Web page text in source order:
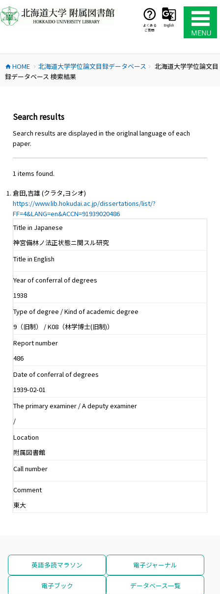
ン
テ
ス
キ
よくある
ご質問
English
home HOME chevron_right 北海道大学学位論文目録データベース chevron_right
北海道大学学位論文目
録データベース 検索結果
Search results
Search results are displayed in the origlnal language of each
paper.
1 items found.
倉田,吉雄 (クラタ,ヨシオ)
https://www.lib.hokudai.ac.jp/dissertations/list/?
FF=4&LANG=en&ACCN=91939020486
Title in Japanese
神宮備林ノ法正状態ニ関スル研究
Title in English
Year of conferral of degrees
1938
Type of degree / Kind of academic degree
9（旧制） / K08（林学博士(旧制)）
Report number
486
Date of conferral of degrees
1939-02-01
The primary examiner / A deputy examiner
/
Location
附属図書館
Call number
Comment
東大
英語多読マラソン 電子ジャーナル
電子ブック データベース一覧